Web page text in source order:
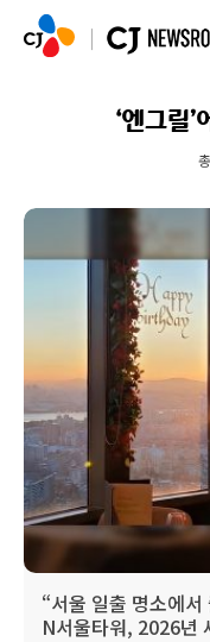
‘엔그릴
“서울 일출 명소에
N서울타워, 2026년